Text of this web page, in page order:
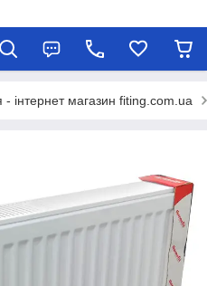
- інтернет магазин fiting.com.ua